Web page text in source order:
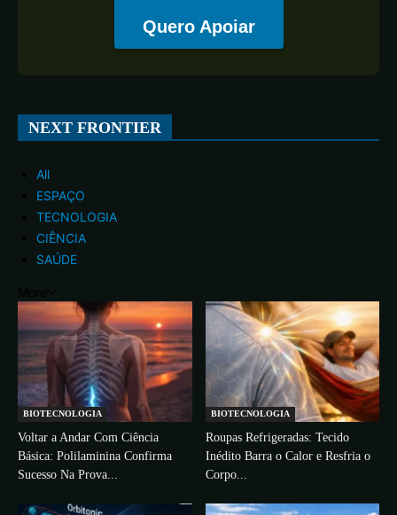
Quero Apoiar
NEXT FRONTIER
All
ESPAÇO
TECNOLOGIA
CIÊNCIA
SAÚDE
BIOTECNOLOGIA
Voltar a Andar Com Ciência
Básica: Polilaminina Confirma
Sucesso Na Prova...
BIOTECNOLOGIA
Roupas Refrigeradas: Tecido
Inédito Barra o Calor e Resfria o
Corpo...